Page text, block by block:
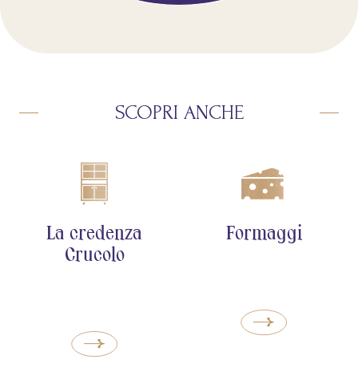
SCOPRI ANCHE
La credenza
Crucolo
Formaggi